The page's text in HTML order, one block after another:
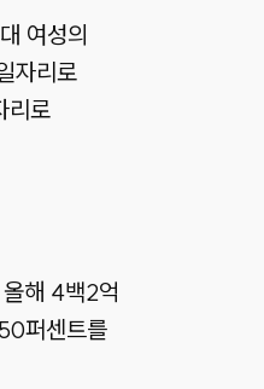
여성의
자리로
리로
해 4백2억
퍼센트를